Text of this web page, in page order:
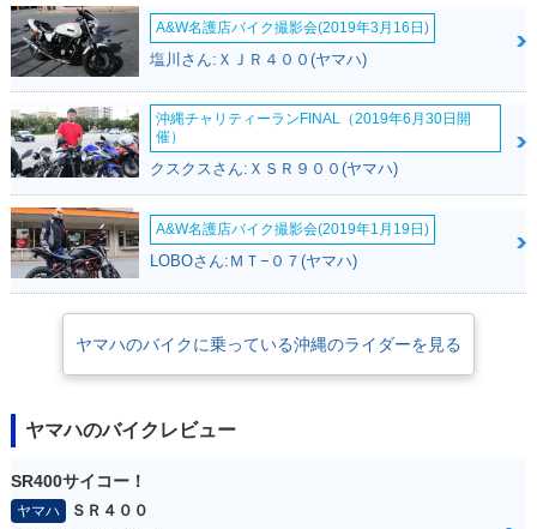
A&W名護店バイク撮影会(2019年3月16日)
塩川さん:ＸＪＲ４００(ヤマハ)
沖縄チャリティーランFINAL（2019年6月30日開
催）
クスクスさん:ＸＳＲ９００(ヤマハ)
A&W名護店バイク撮影会(2019年1月19日)
LOBOさん:ＭＴ−０７(ヤマハ)
ヤマハのバイクに乗っている沖縄のライダーを見る
ヤマハのバイクレビュー
SR400サイコー！
ヤマハ
ＳＲ４００